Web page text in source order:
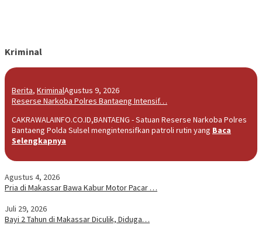
Kriminal
Berita, KriminalAgustus 9, 2026
Reserse Narkoba Polres Bantaeng Intensif…
CAKRAWALAINFO.CO.ID,BANTAENG - Satuan Reserse Narkoba Polres
Bantaeng Polda Sulsel mengintensifkan patroli rutin yang Baca
Selengkapnya
Agustus 4, 2026
Pria di Makassar Bawa Kabur Motor Pacar …
Juli 29, 2026
Bayi 2 Tahun di Makassar Diculik, Diduga…